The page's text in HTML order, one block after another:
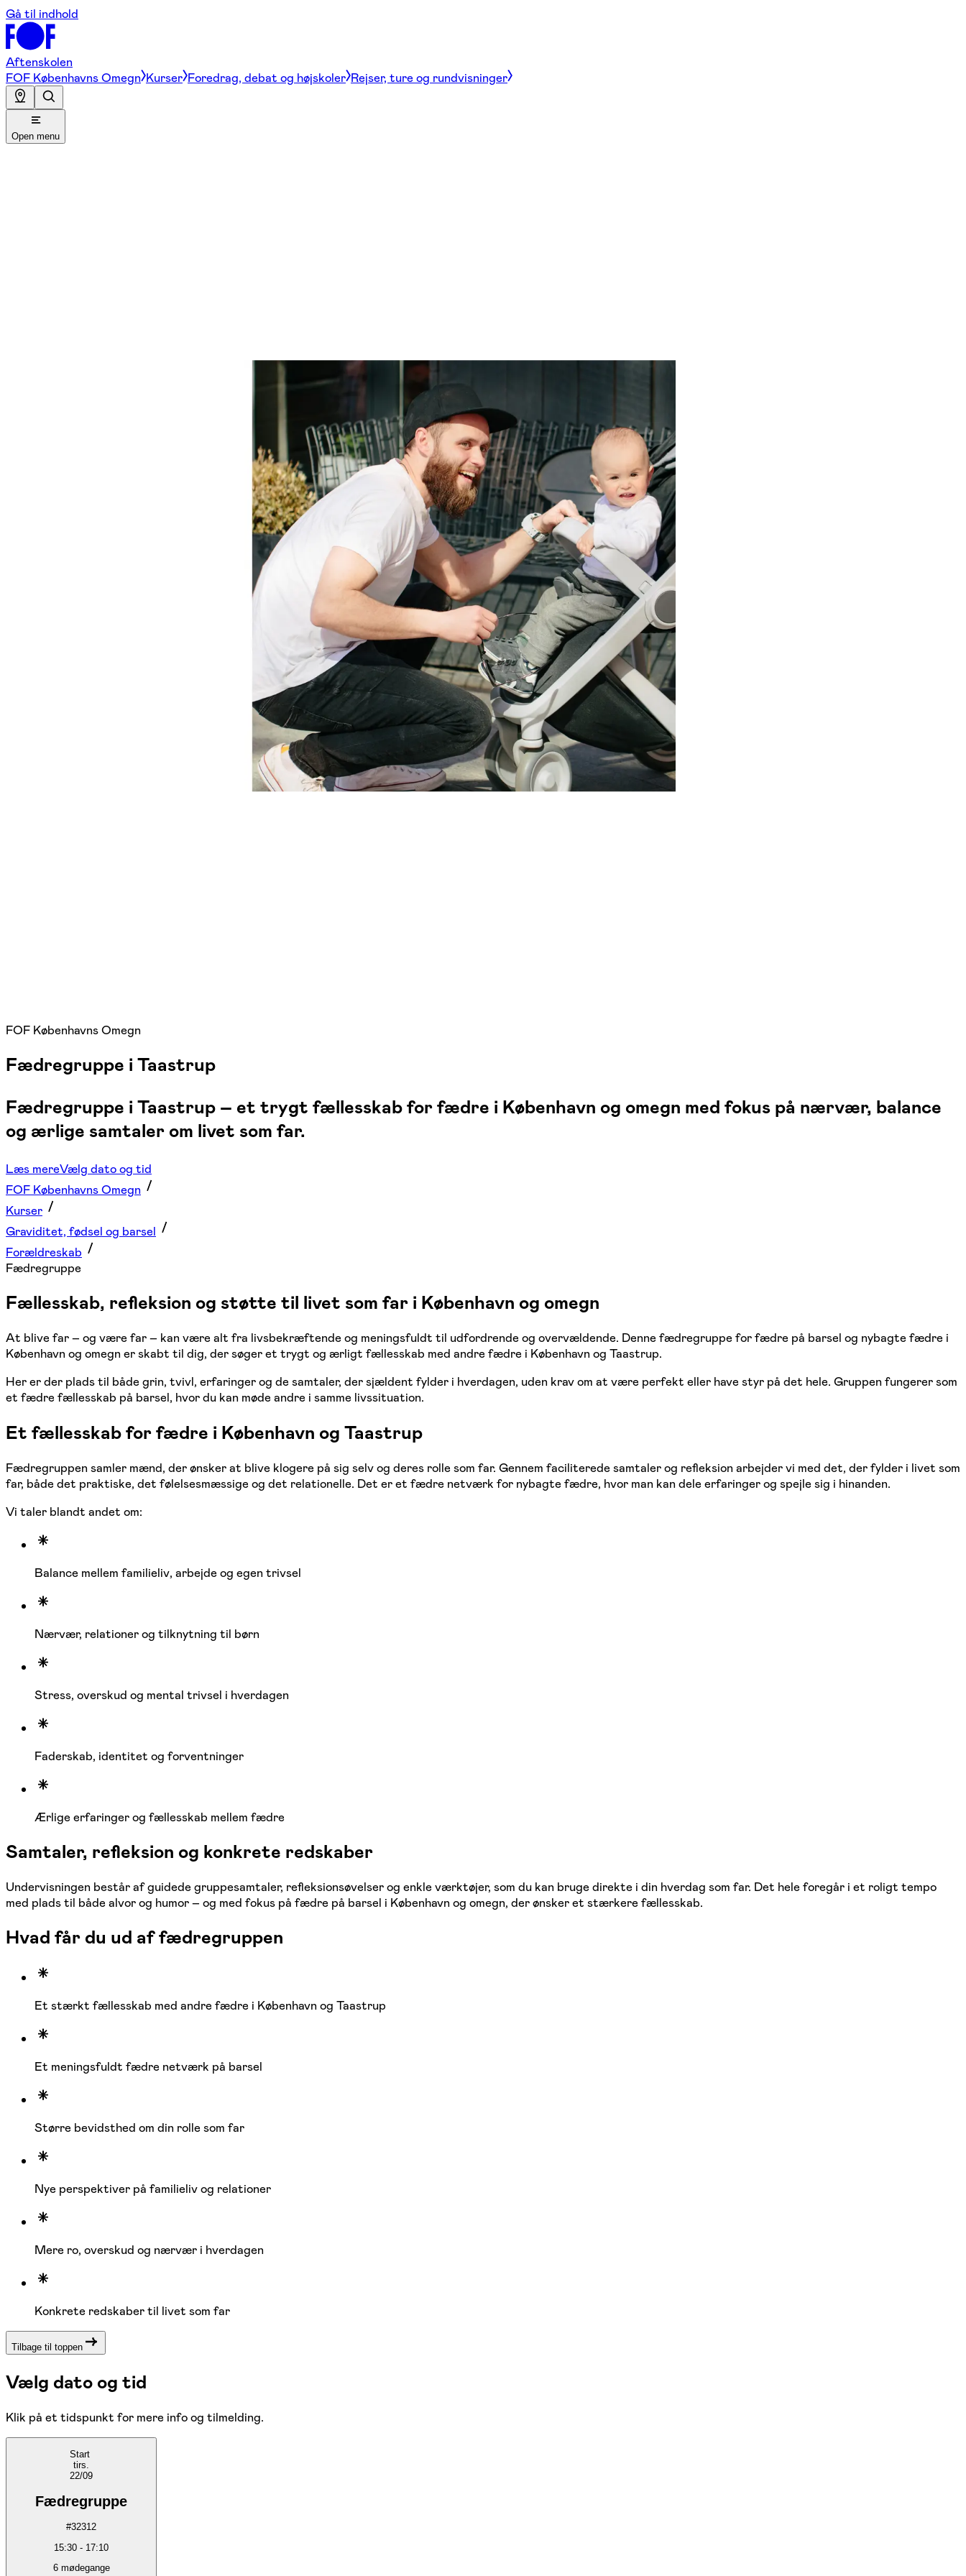
Gå til indhold
Aftenskolen
FOF Københavns Omegn Kurser Foredrag, debat og højskoler Rejser, ture og rundvisninger
Open menu
FOF Københavns Omegn
Fædregruppe i Taastrup
Fædregruppe i Taastrup – et trygt fællesskab for fædre i København og omegn med fokus på nærvær, balance
og ærlige samtaler om livet som far.
Læs mereVælg dato og tid
FOF Københavns Omegn
Kurser
Graviditet, fødsel og barsel
Forældreskab
Fædregruppe
Fællesskab, refleksion og støtte til livet som far i København og omegn
At blive far – og være far – kan være alt fra livsbekræftende og meningsfuldt til udfordrende og overvældende. Denne fædregruppe for fædre på barsel og nybagte fædre i
København og omegn er skabt til dig, der søger et trygt og ærligt fællesskab med andre fædre i København og Taastrup.
Her er der plads til både grin, tvivl, erfaringer og de samtaler, der sjældent fylder i hverdagen, uden krav om at være perfekt eller have styr på det hele. Gruppen fungerer som
et fædre fællesskab på barsel, hvor du kan møde andre i samme livssituation.
Et fællesskab for fædre i København og Taastrup
Fædregruppen samler mænd, der ønsker at blive klogere på sig selv og deres rolle som far. Gennem faciliterede samtaler og refleksion arbejder vi med det, der fylder i livet som
far, både det praktiske, det følelsesmæssige og det relationelle. Det er et fædre netværk for nybagte fædre, hvor man kan dele erfaringer og spejle sig i hinanden.
Vi taler blandt andet om:
Balance mellem familieliv, arbejde og egen trivsel
Nærvær, relationer og tilknytning til børn
Stress, overskud og mental trivsel i hverdagen
Faderskab, identitet og forventninger
Ærlige erfaringer og fællesskab mellem fædre
Samtaler, refleksion og konkrete redskaber
Undervisningen består af guidede gruppesamtaler, refleksionsøvelser og enkle værktøjer, som du kan bruge direkte i din hverdag som far. Det hele foregår i et roligt tempo
med plads til både alvor og humor – og med fokus på fædre på barsel i København og omegn, der ønsker et stærkere fællesskab.
Hvad får du ud af fædregruppen
Et stærkt fællesskab med andre fædre i København og Taastrup
Et meningsfuldt fædre netværk på barsel
Større bevidsthed om din rolle som far
Nye perspektiver på familieliv og relationer
Mere ro, overskud og nærvær i hverdagen
Konkrete redskaber til livet som far
Tilbage til toppen
Vælg dato og tid
Klik på et tidspunkt for mere info og tilmelding.
Start
tirs.
22/09
Fædregruppe
#32312
15:30 - 17:10
6 mødegange